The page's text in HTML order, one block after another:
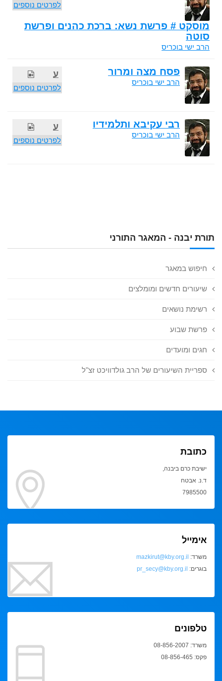
תורת יבנה - המאגר התורני
חיפוש במאגר
שיעורים חדשים ומומלצים
רשימת נושאים
פרשת שבוע
חגים ומועדים
ספריית השיעורים של הרב גולדוויכט זצ"ל
לפרטים נוספים
מוסקט # פרשת נשא: ברכת כהנים ופרשת
סוטה
הרב ישי בוכריס
ע
לפרטים נוספים
פסח מצה ומרור
הרב ישי בוכריס
ע
לפרטים נוספים
רבי עקיבא ותלמידיו
הרב ישי בוכריס
כתובת
ישיבת כרם ביבנה,
ד.נ. אבטח
7985500
אימייל
משרד: mazkirut@kby.org.il
בוגרים: pr_secy@kby.org.il
טלפונים
משרד: 08-856-2007
פקס: 08-856-465